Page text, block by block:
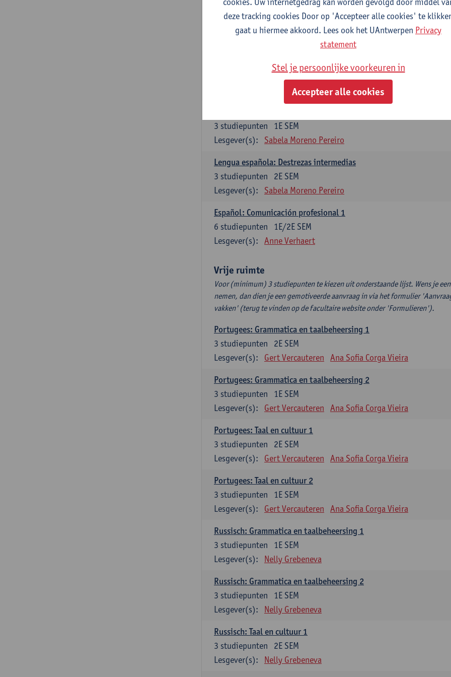
Gramática española 1
1E SEM
studiepunten
Gramática española 2
2E SEM
Anne Verhaert
1E SEM
3 studiepunten
Lesgever(s):
Sabela Moreno Pereiro
Lengua española: Destrezas intermedias
2E SEM
3 studiepunten
Lesgever(s):
Sabela Moreno Pereiro
Español: Comunicación profesional 1
1E/2E SEM
6 studiepunten
Lesgever(s):
Anne Verhaert
Vrije ruimte
Voor (minimum) 3 studiepunten te kiezen uit onderstaande lijst. Wens je
nemen, dan dien je een gemotiveerde aanvraag in via het formulier
vakken' (terug te vinden op de facultaire website onder 'Formulieren').
Portugees: Grammatica en taalbeheersing 1
2E SEM
3 studiepunten
Lesgever(s):
Gert Vercauteren Ana Sofia Corga Vieira
Portugees: Grammatica en taalbeheersing 2
1E SEM
3 studiepunten
Lesgever(s):
Gert Vercauteren Ana Sofia Corga Vieira
Portugees: Taal en cultuur 1
2E SEM
3 studiepunten
Lesgever(s):
Gert Vercauteren Ana Sofia Corga Vieira
Portugees: Taal en cultuur 2
1E SEM
3 studiepunten
Lesgever(s):
Gert Vercauteren Ana Sofia Corga Vieira
Russisch: Grammatica en taalbeheersing 1
1E SEM
3 studiepunten
Lesgever(s):
Nelly Grebeneva
Russisch: Grammatica en taalbeheersing 2
1E SEM
3 studiepunten
Lesgever(s):
Nelly Grebeneva
Russisch: Taal en cultuur 1
2E SEM
3 studiepunten
Lesgever(s):
Nelly Grebeneva
deze tracking cookies Door op 'Accepteer alle cookies' te
gaat u hiermee akkoord. Lees ook het UAntwerpen Privacy
statement
Stel je persoonlijke voorkeuren in
Accepteer alle cookies